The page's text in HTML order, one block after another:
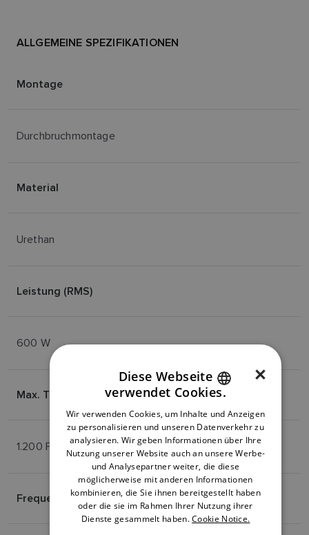
ALLGEMEINE SPEZIFIKATIONEN
Montage
Durchbruchmontage
Material
Urethan
Leistung (RMS)
600 W
Max. Tiefe
1.200 Fuß (L) / 700 Fuß(H)
Frequenz
ENGLISH
DANISH
ITALIAN
SWEDISH
GERMAN
×
Diese Webseite
verwendet Cookies.
Wir verwenden Cookies, um Inhalte und Anzeigen
zu personalisieren und unseren Datenverkehr zu
analysieren. Wir geben Informationen über Ihre
Nutzung unserer Website auch an unsere Werbe-
und Analysepartner weiter, die diese
möglicherweise mit anderen Informationen
kombinieren, die Sie ihnen bereitgestellt haben
oder die sie im Rahmen Ihrer Nutzung ihrer
Dienste gesammelt haben.Cookie Notice.